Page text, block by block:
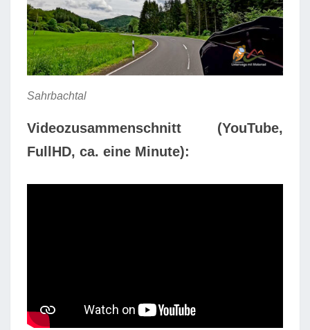
Sahrbachtal
Videozusammenschnitt (YouTube,
FullHD, ca. eine Minute):